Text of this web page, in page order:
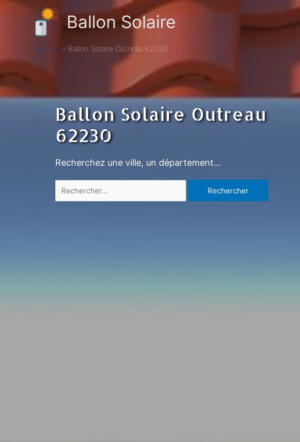
Ballon Solaire
Accueil Ballon Solaire Outreau 62230
Ballon Solaire Outreau
62230
Recherchez une ville, un département…